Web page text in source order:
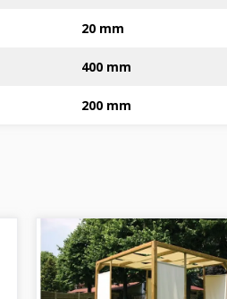
20 mm
400 mm
200 mm